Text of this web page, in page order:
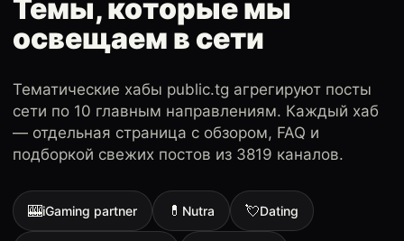
Темы, которые мы
освещаем в сети
Тематические хабы public.tg агрегируют посты
сети по 10 главным направлениям. Каждый хаб
— отдельная страница с обзором, FAQ и
подборкой свежих постов из 3819 каналов.
🎰iGaming partner 💊 Nutra 💘Dating